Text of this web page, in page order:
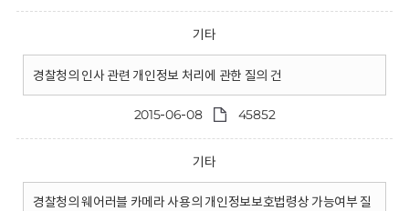
기타
경찰청의 인사 관련 개인정보 처리에 관한 질의 건
2015-06-08 45852
기타
경찰청의 웨어러블 카메라 사용의 개인정보보호법령상 가능여부 질